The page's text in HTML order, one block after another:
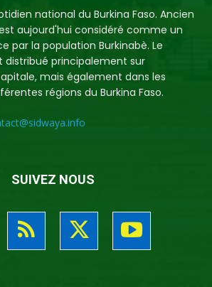
national du Burkina Faso. Ancien
aujourd'hui considéré comme un
par la population Burkinabè. Le
distribué principalement sur
mais également dans les
régions du Burkina Faso.
SUIVEZ NOUS